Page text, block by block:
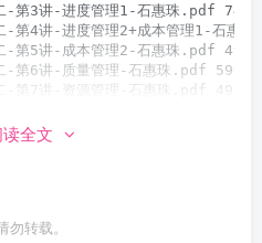
-第3讲-进度管理1-石惠珠.pdf
-第4讲-进度管理2+成本管理1-石
-第5讲-成本管理2-石惠珠.pdf
-第6讲-质量管理-石惠珠.pdf
-第7讲-资源管理-石惠珠.pdf
-第9讲-风险管理-石惠珠.pdf.pdf
文专项-第1讲-石惠珠.pdf 411.72kb
文专项-第2讲-石惠珠.pdf 596.04kb
全文
转载。